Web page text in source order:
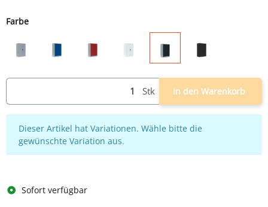
Farbe
Stk In den Warenkorb
x
Dieser Artikel hat Variationen. Wähle bitte die
gewünschte Variation aus.
Sofort verfügbar